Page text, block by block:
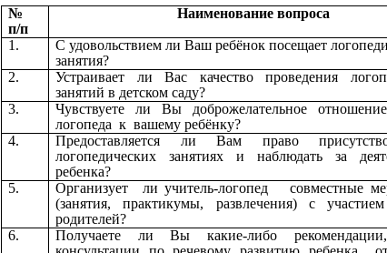
№
п/п
Наименование вопроса
1.
С удовольствием ли Ваш ребёнок посещает
занятия?
2.
Устраивает ли Вас качество проведения
занятий в детском саду?
3.
Чувствуете ли Вы доброжелательное
логопеда к вашему ребёнку?
4.
Предоставляется ли Вам право
логопедических занятиях и наблюдать за
ребенка?
5.
Организует ли учитель-логопед совместные
(занятия, практикумы, развлечения) с
родителей?
6.
Получаете ли Вы какие-либо